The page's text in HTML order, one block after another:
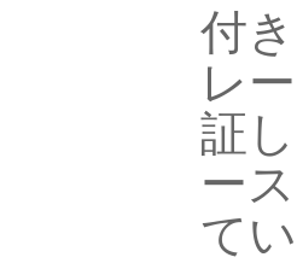
付
レ
証
ー
て